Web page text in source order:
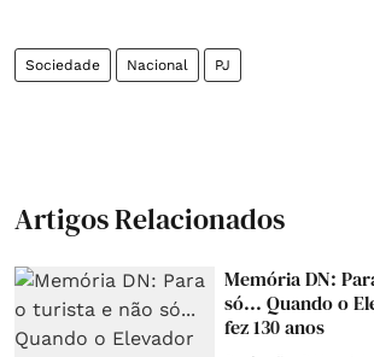
Sociedade Nacional PJ
Artigos Relacionados
Memória DN:
só... Quando o
fez 130 anos